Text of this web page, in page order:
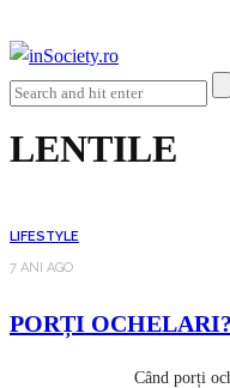
LENTILE
LIFESTYLE
7 ANI AGO
PORȚI
Când porți ochelari, ai și